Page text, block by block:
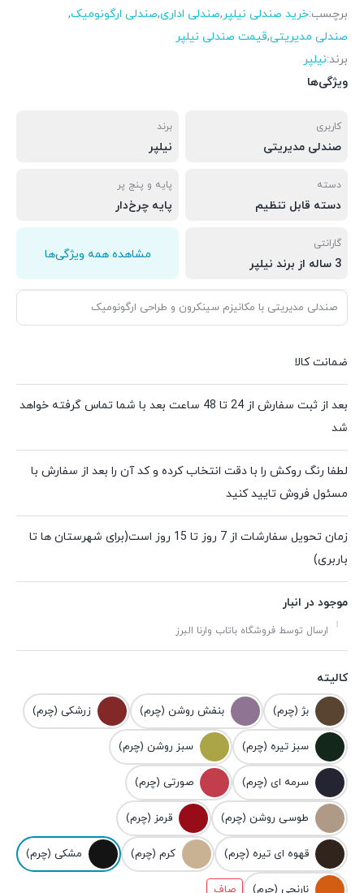
برچسب:خرید صندلی نیلپر,صندلی اداری,صندلی ارگونومیک,
صندلی مدیریتی,قیمت صندلی نیلپر
برند:نیلپر
ویژگی‌ها
کاربری
صندلی مدیریتی
برند
نیلپر
دسته
دسته قابل تنظیم
پایه و پنج پر
پایه چرخ‌دار
گارانتی
3 ساله از برند نیلپر
مشاهده همه ویژگی‌ها
صندلی مدیریتی با مکانیزم سینکرون و طراحی ارگونومیک
ضمانت کالا
بعد از ثبت سفارش از 24 تا 48 ساعت بعد با شما تماس گرفته خواهد
شد
لطفا رنگ روکش را با دقت انتخاب کرده و کد آن را بعد از سفارش با
مسئول فروش تایید کنید
زمان تحویل سفارشات از 7 روز تا 15 روز است(برای شهرستان ها تا
باربری)
موجود در انبار
ارسال توسط فروشگاه باتاب وارنا البرز
کالیته
بژ (چرم) بنفش روشن (چرم) زرشکی (چرم)
سبز تیره (چرم) سبز روشن (چرم)
سرمه ای (چرم) صورتی (چرم)
طوسی روشن (چرم) قرمز (چرم)
قهوه ای تیره (چرم) کرم (چرم) مشکی (چرم)
نارنجی (چرم) صاف